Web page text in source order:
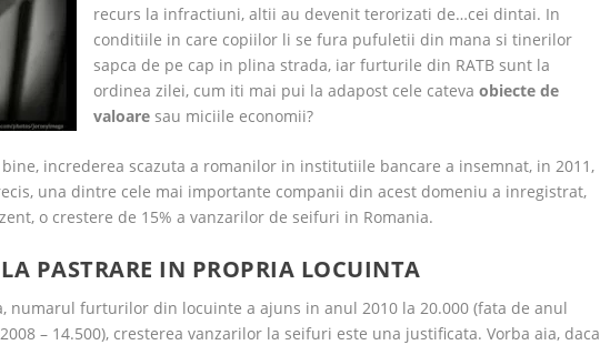
recurs la infractiuni, altii au devenit terorizati de…cei dintai. In
conditiile in care copiilor li se fura pufuletii din mana si tinerilor
sapca de pe cap in plina strada, iar furturile din RATB sunt la
ordinea zilei, cum iti mai pui la adapost cele catevaobiecte de
valoare sau miciile economii?
increderea scazuta a romanilor in institutiile bancare a insemnat, in 2011,
una dintre cele mai importante companii din acest domeniu a inregistrat,
o crestere de 15% a vanzarilor de seifuri in Romania.
PASTRARE IN PROPRIA LOCUINTA
numarul furturilor din locuinte a ajuns in anul 2010 la 20.000 (fata de anul
– 14.500), cresterea vanzarilor la seifuri este una justificata. Vorba aia, daca